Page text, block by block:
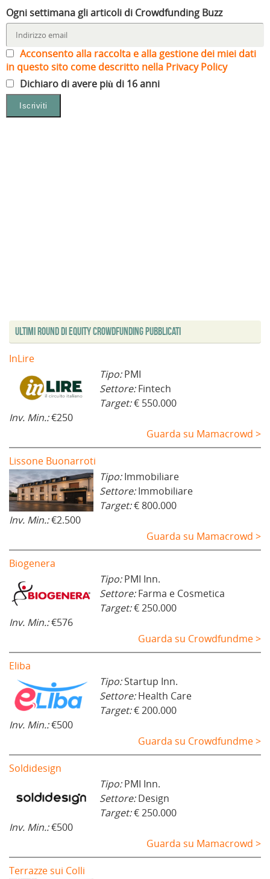
Ogni settimana gli articoli di Crowdfunding Buzz
Acconsento alla raccolta e alla gestione dei miei dati
in questo sito come descritto nella Privacy Policy
Dichiaro di avere più di 16 anni
Ultimi Round di Equity Crowdfunding Pubblicati
InLire
Tipo:PMI
Settore:Fintech
Target:€ 550.000
Inv. Min.:€250
Guarda su Mamacrowd >
Lissone Buonarroti
Tipo:Immobiliare
Settore:Immobiliare
Target:€ 800.000
Inv. Min.:€2.500
Guarda su Mamacrowd >
Biogenera
Tipo:PMI Inn.
Settore:Farma e Cosmetica
Target:€ 250.000
Inv. Min.:€576
Guarda su Crowdfundme >
Eliba
Tipo:Startup Inn.
Settore:Health Care
Target:€ 200.000
Inv. Min.:€500
Guarda su Crowdfundme >
Soldidesign
Tipo:PMI Inn.
Settore:Design
Target:€ 250.000
Inv. Min.:€500
Guarda su Mamacrowd >
Terrazze sui Colli